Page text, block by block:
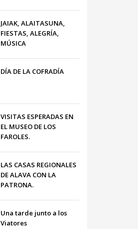
JAIAK, ALAITASUNA,
FIESTAS, ALEGRÍA,
MÚSICA
DÍA DE LA COFRADÍA
VISITAS ESPERADAS EN
EL MUSEO DE LOS
FAROLES.
LAS CASAS REGIONALES
DE ALAVA CON LA
PATRONA.
Una tarde junto a los
Viatores